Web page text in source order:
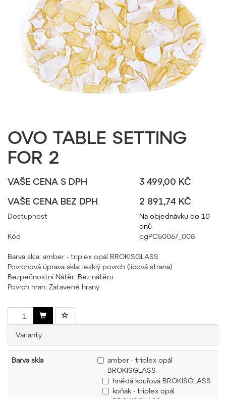
OVO TABLE SETTING
FOR 2
VAŠE CENA S DPH
3 499,00 KČ
VAŠE CENA BEZ DPH
2 891,74 KČ
Dostupnost
Na objednávku do 10
dnů
Kód
bgPC50067_008
Barva skla: amber - triplex opál BROKISGLASS
Povrchová úprava skla: lesklý povrch (lícová strana)
Bezpečnostní Nátěr: Bez nátěru
Povrch hran: Zatavené hrany
Varianty
Barva skla
amber - triplex opál
BROKISGLASS
hnědá kouřová BROKISGLASS
koňak - triplex opál